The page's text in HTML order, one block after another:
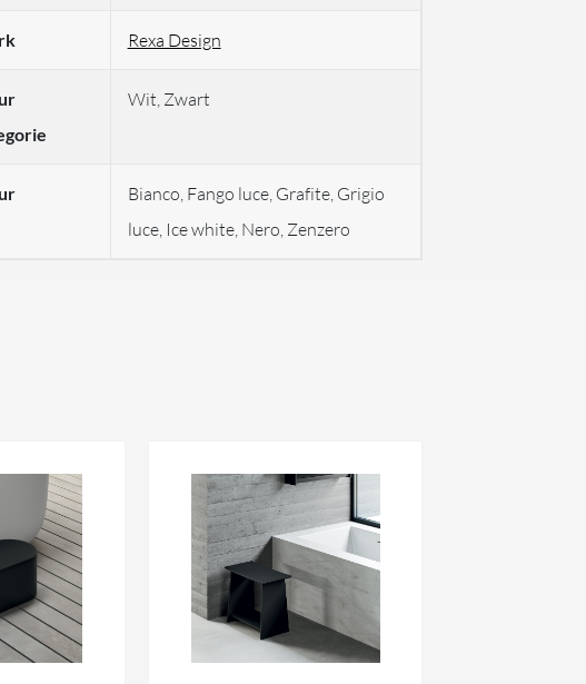
Rexa Design
Wit, Zwart
Bianco, Fango luce, Grafite, Grigio
luce, Ice white, Nero, Zenzero